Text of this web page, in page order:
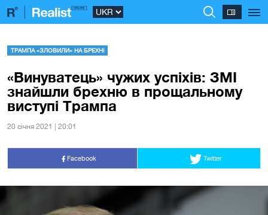
ТРАМПА «ЗЛОВИЛИ» НА БРЕХНІ
«Винуватець» чужих успіхів: ЗМІ
знайшли брехню в прощальному
виступі Трампа
20 сiчня 2021 | 20:01
Facebook Twitter